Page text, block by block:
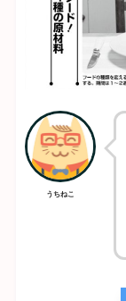
うちねこ